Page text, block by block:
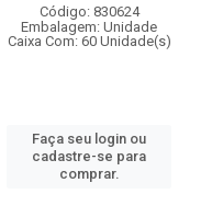
Código: 830624
Embalagem: Unidade
Caixa Com: 60 Unidade(s)
Faça seu login ou
cadastre-se para
comprar.